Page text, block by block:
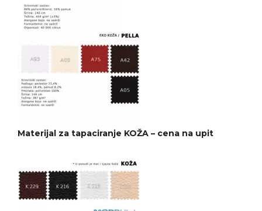
Materijal za tapaciranje KOŽA – cena na upit